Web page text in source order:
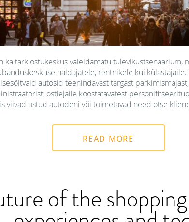
ka tark ostukeskus vaieldamatu tulevikustsenaarium,
haldajatele, rentnikele kui külastajaile.
autosid teenindavast targast
ostlejaile koostatavatest
viivad ostud autodeni või toimetavad need otse
READ MORE
of the